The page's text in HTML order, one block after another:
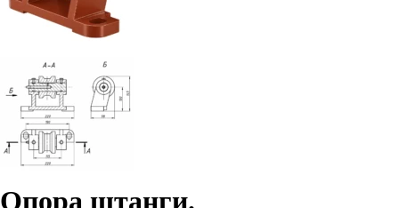
Опора штанги.